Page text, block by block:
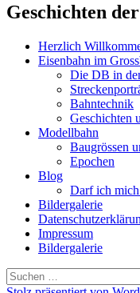
Geschichten
Herzlich
Eisenbahn im
Die DB in
Bahntechnik
Geschichten
Modellbahn
Baugrössen
Epochen
Blog
Darf ich
Bildergalerie
Impressum
Bildergalerie
Suchen
nach: